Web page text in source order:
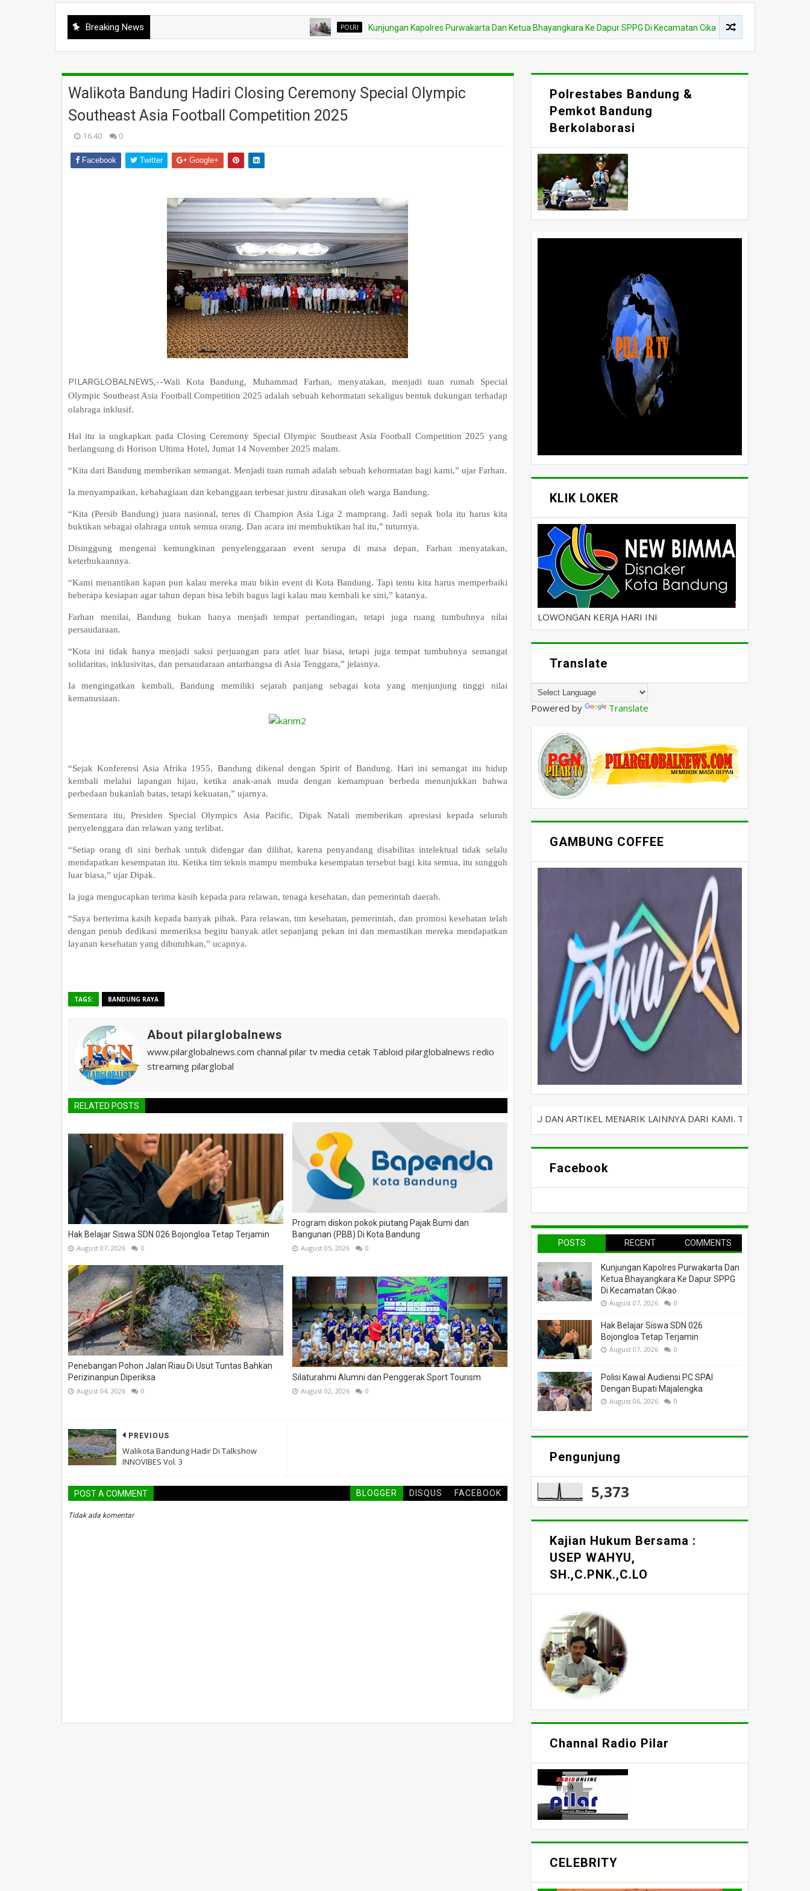
Breaking News POLRI Kunjungan Kapolres Purwakarta Dan Ketua Bhayangkara Ke Dapur SPPG Di Kecamatan Cikao BANDUNG RAYA
Walikota Bandung Hadiri Closing Ceremony Special Olympic
Southeast Asia Football Competition 2025
16.40 0
Facebook Twitter Google+
PILARGLOBALNEWS,--Wali Kota Bandung, Muhammad Farhan, menyatakan, menjadi tuan rumah Special
Olympic Southeast Asia Football Competition 2025 adalah sebuah kehormatan sekaligus bentuk dukungan terhadap
olahraga inklusif.
Hal itu ia ungkapkan pada Closing Ceremony Special Olympic Southeast Asia Football Competition 2025 yang
berlangsung di Horison Ultima Hotel, Jumat 14 November 2025 malam.
“Kita dari Bandung memberikan semangat. Menjadi tuan rumah adalah sebuah kehormatan bagi kami,” ujar Farhan.
Ia menyampaikan, kebahagiaan dan kebanggaan terbesar justru dirasakan oleh warga Bandung.
“Kita (Persib Bandung) juara nasional, terus di Champion Asia Liga 2 mamprang. Jadi sepak bola itu harus kita
buktikan sebagai olahraga untuk semua orang. Dan acara ini membuktikan hal itu,” tuturnya.
Disinggung mengenai kemungkinan penyelenggaraan event serupa di masa depan, Farhan menyatakan,
keterbukaannya.
“Kami menantikan kapan pun kalau mereka mau bikin event di Kota Bandung. Tapi tentu kita harus memperbaiki
beberapa kesiapan agar tahun depan bisa lebih bagus lagi kalau mau kembali ke sini,” katanya.
Farhan menilai, Bandung bukan hanya menjadi tempat pertandingan, tetapi juga ruang tumbuhnya nilai
persaudaraan.
“Kota ini tidak hanya menjadi saksi perjuangan para atlet luar biasa, tetapi juga tempat tumbuhnya semangat
solidaritas, inklusivitas, dan persaudaraan antarbangsa di Asia Tenggara,” jelasnya.
Ia mengingatkan kembali, Bandung memiliki sejarah panjang sebagai kota yang menjunjung tinggi nilai
kemanusiaan.
“Sejak Konferensi Asia Afrika 1955, Bandung dikenal dengan Spirit of Bandung. Hari ini semangat itu hidup
kembali melalui lapangan hijau, ketika anak-anak muda dengan kemampuan berbeda menunjukkan bahwa
perbedaan bukanlah batas, tetapi kekuatan,” ujarnya.
Sementara itu, Presiden Special Olympics Asia Pacific, Dipak Natali memberikan apresiasi kepada seluruh
penyelenggara dan relawan yang terlibat.
“Setiap orang di sini berhak untuk didengar dan dilihat, karena penyandang disabilitas intelektual tidak selalu
mendapatkan kesempatan itu. Ketika tim teknis mampu membuka kesempatan tersebut bagi kita semua, itu sungguh
luar biasa,” ujar Dipak.
Ia juga mengucapkan terima kasih kepada para relawan, tenaga kesehatan, dan pemerintah daerah.
“Saya berterima kasih kepada banyak pihak. Para relawan, tim kesehatan, pemerintah, dan promosi kesehatan telah
dengan penuh dedikasi memeriksa begitu banyak atlet sepanjang pekan ini dan memastikan mereka mendapatkan
layanan kesehatan yang dibutuhkan,” ucapnya.
TAGS: BANDUNG RAYA
About pilarglobalnews
www.pilarglobalnews.com channal pilar tv media cetak Tabloid pilarglobalnews redio
streaming pilarglobal
RELATED POSTS
Hak Belajar Siswa SDN 026 Bojongloa Tetap Terjamin
August 07, 2026 0
Program diskon pokok piutang Pajak Bumi dan
Bangunan (PBB) Di Kota Bandung
August 05, 2026 0
Penebangan Pohon Jalan Riau Di Usut Tuntas Bahkan
Perizinanpun Diperiksa
August 04, 2026 0
Silaturahmi Alumni dan Penggerak Sport Tourism
August 02, 2026 0
PREVIOUS
Walikota Bandung Hadir Di Talkshow
INNOVIBES Vol. 3
POST A COMMENT BLOGGER DISQUS FACEBOOK
Tidak ada komentar
Polrestabes Bandung &
Pemkot Bandung
Berkolaborasi
KLIK LOKER
LOWONGAN KERJA HARI INI
Translate
Powered by Translate
GAMBUNG COFFEE
SELAMAT DATANG DI PILARGLOBALNEWS NIKMATI DAN TERUS BERSELANCAR DENGAN KABAR TERBARU DAN ARTIKEL MENARIK LAINNYA DARI KAMI. TERIMA KASIH
Facebook
POSTS RECENT COMMENTS
Kunjungan Kapolres Purwakarta Dan
Ketua Bhayangkara Ke Dapur SPPG
Di Kecamatan Cikao
August 07, 2026 0
Hak Belajar Siswa SDN 026
Bojongloa Tetap Terjamin
August 07, 2026 0
Polisi Kawal Audiensi PC SPAI
Dengan Bupati Majalengka
August 06, 2026 0
Pengunjung
5,373
Kajian Hukum Bersama :
USEP WAHYU,
SH.,C.PNK.,C.LO
Channal Radio Pilar
CELEBRITY